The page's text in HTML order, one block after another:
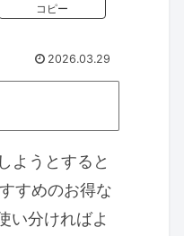
コピー
2026.03.29
ようとすると
すめのお得な
い分ければよ